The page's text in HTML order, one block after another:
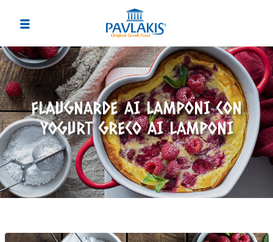
FLAUGNARDE AI LAMPONI CON
YOGURT GRECO AI LAMPONI